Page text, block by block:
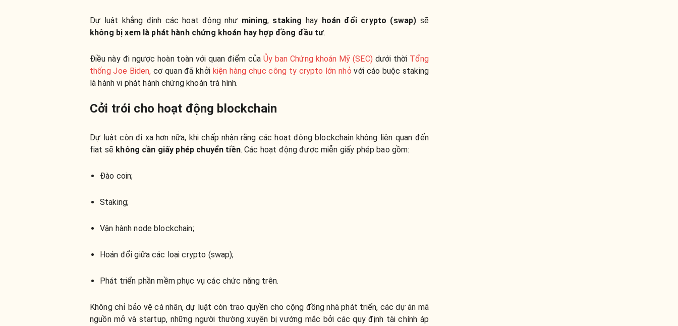
Dự luật khẳng định các hoạt động như mining, staking hay hoán đổi crypto (swap) sẽ
không bị xem là phát hành chứng khoán hay hợp đồng đầu tư.
Điều này đi ngược hoàn toàn với quan điểm của Ủy ban Chứng khoán Mỹ (SEC) dưới thời Tổng
thống Joe Biden, cơ quan đã khởi kiện hàng chục công ty crypto lớn nhỏ với cáo buộc staking
là hành vi phát hành chứng khoán trá hình.
Cởi trói cho hoạt động blockchain
Dự luật còn đi xa hơn nữa, khi chấp nhận rằng các hoạt động blockchain không liên quan đến
fiat sẽ không cần giấy phép chuyển tiền. Các hoạt động được miễn giấy phép bao gồm:
Đào coin;
Staking;
Vận hành node blockchain;
Hoán đổi giữa các loại crypto (swap);
Phát triển phần mềm phục vụ các chức năng trên.
Không chỉ bảo vệ cá nhân, dự luật còn trao quyền cho cộng đồng nhà phát triển, các dự án mã
nguồn mở và startup, những người thường xuyên bị vướng mắc bởi các quy định tài chính áp